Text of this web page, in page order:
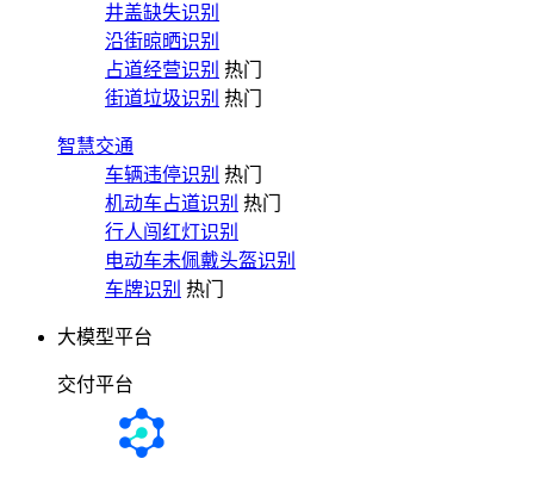
井盖缺失识别
沿街晾晒识别
占道经营识别 热门
街道垃圾识别 热门
智慧交通
车辆违停识别 热门
机动车占道识别 热门
行人闯红灯识别
电动车未佩戴头盔识别
车牌识别 热门
大模型平台
交付平台